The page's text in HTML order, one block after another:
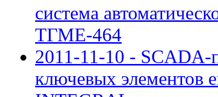
система
ТГМЕ-464
2011-11-10 - SCADA-
ключевых элементов